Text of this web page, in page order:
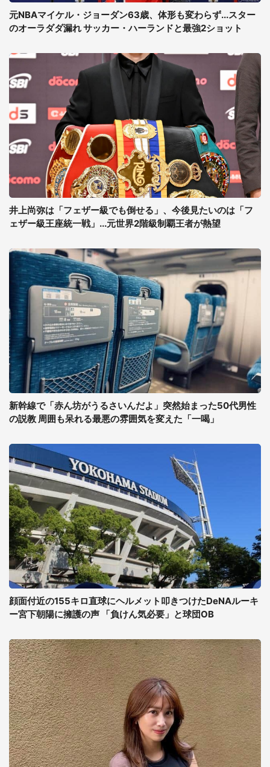
元NBAマイケル・ジョーダン63歳、体形も変わらず...スター
のオーラダダ漏れ サッカー・ハーランドと最強2ショット
井上尚弥は「フェザー級でも倒せる」、今後見たいのは「フ
ェザー級王座統一戦」...元世界2階級制覇王者が熱望
新幹線で「赤ん坊がうるさいんだよ」突然始まった50代男性
の説教 周囲も呆れる最悪の雰囲気を変えた「一喝」
顔面付近の155キロ直球にヘルメット叩きつけたDeNAルーキ
ー宮下朝陽に擁護の声 「負けん気必要」と球団OB